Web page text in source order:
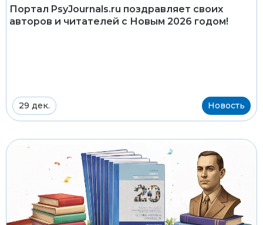
Портал PsyJournals.ru поздравляет своих
авторов и читателей с Новым 2026 годом!
29 дек. Новость